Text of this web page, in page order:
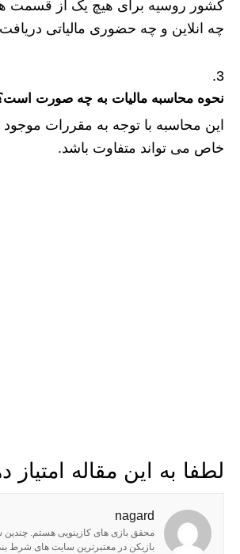
کشور روسیه برای هیچ یک از قسمت
چه انلاین و چه حضوری مالیاتی
نحوه محاسبه مالیات به چه صورت
این محاسبه با توجه به مقررات موجود
خاص می تواند متفاوت باشد.
لطفا به این مقاله امتیاز
nagard
محقق بازی های کازینویی هستم. چندین
بازیکن در معتبرترین سایت های شرط